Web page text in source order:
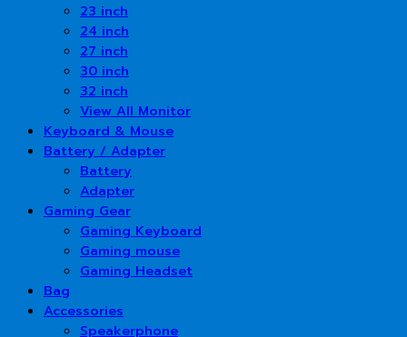
23 inch
24 inch
27 inch
30 inch
32 inch
View All Monitor
Keyboard & Mouse
Battery / Adapter
Battery
Adapter
Gaming Gear
Gaming Keyboard
Gaming mouse
Gaming Headset
Bag
Accessories
Speakerphone